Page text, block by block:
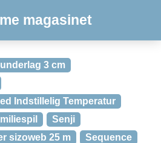
magasinet
3 cm
Indstillelig Temperatur
Senji
sizoweb 25 m
Sequence